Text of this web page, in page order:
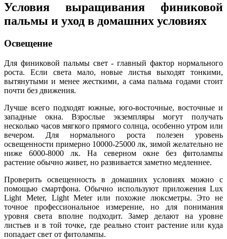
Условия выращивания финиковой
пальмы и уход в домашних условиях
Освещение
Для финиковой пальмы свет - главный фактор нормального
роста. Если света мало, новые листья выходят тонкими,
вытянутыми и менее жесткими, а сама пальма годами стоит
почти без движения.
Лучше всего подходят южные, юго-восточные, восточные и
западные окна. Взрослые экземпляры могут получать
несколько часов мягкого прямого солнца, особенно утром или
вечером. Для нормального роста полезен уровень
освещенности примерно 10000-25000 лк, зимой желательно не
ниже 6000-8000 лк. На северном окне без фитолампы
растение обычно живет, но развивается заметно медленнее.
Проверить освещенность в домашних условиях можно с
помощью смартфона. Обычно используют приложения Lux
Light Meter, Light Meter или похожие люксметры. Это не
точное профессиональное измерение, но для понимания
уровня света вполне подходит. Замер делают на уровне
листьев и в той точке, где реально стоит растение или куда
попадает свет от фитолампы.